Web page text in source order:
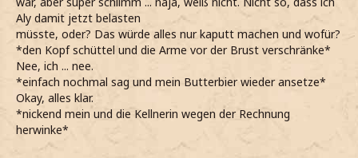
Aly damit jetzt belasten
müsste, oder? Das würde alles nur kaputt machen und wofür?
*den Kopf schüttel und die Arme vor der Brust verschränke*
Nee, ich ... nee.
*einfach nochmal sag und mein Butterbier wieder ansetze*
Okay, alles klar.
*nickend mein und die Kellnerin wegen der Rechnung
herwinke*